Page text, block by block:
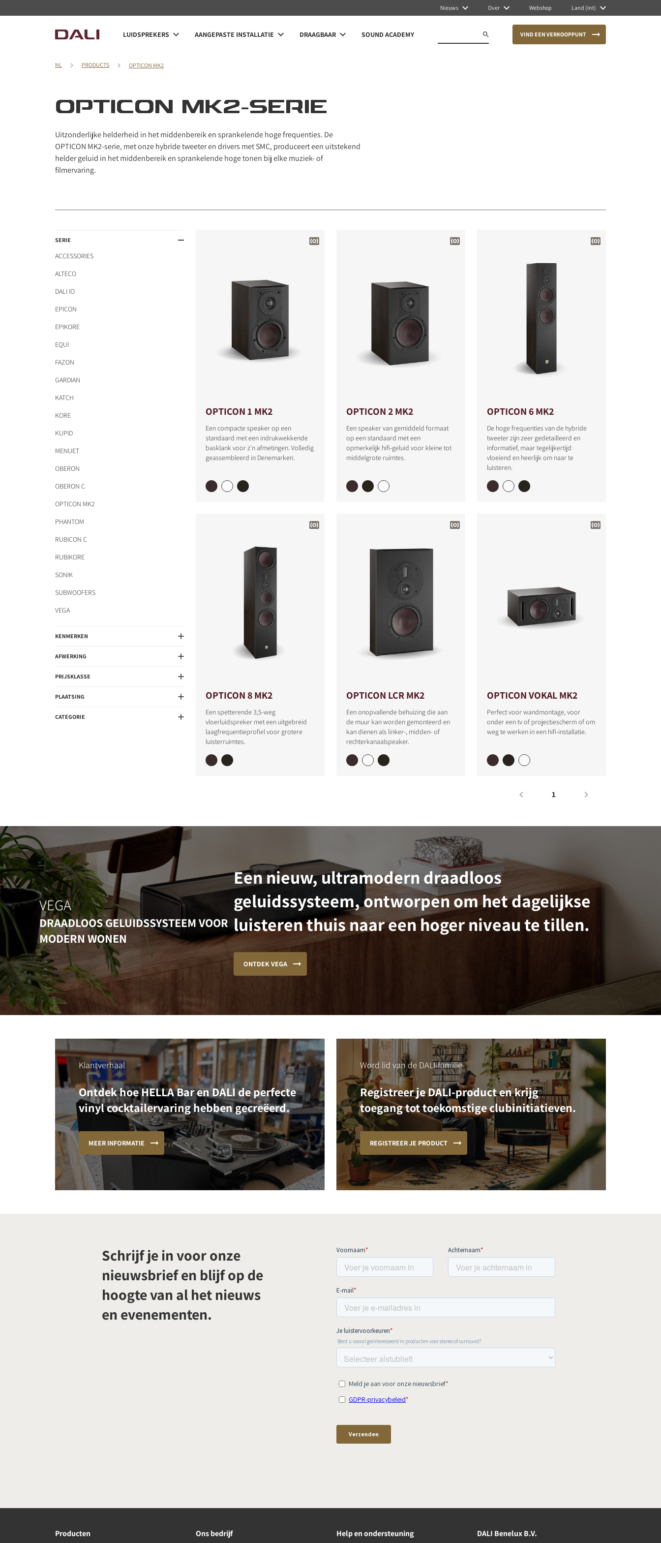
Nieuws Over Webshop Land (Int)
LUIDSPREKERS AANGEPASTE INSTALLATIE DRAAGBAAR SOUND ACADEMY VIND EEN VERKOOPPUNT
NL PRODUCTS OPTICON MK2
OPTICON MK2-SERIE
Uitzonderlijke helderheid in het middenbereik en sprankelende hoge frequenties. De
OPTICON MK2-serie, met onze hybride tweeter en drivers met SMC, produceert een uitstekend
helder geluid in het middenbereik en sprankelende hoge tonen bij elke muziek- of
filmervaring.
SERIE
ACCESSORIES
ALTECO
DALI IO
EPICON
EPIKORE
EQUI
FAZON
GARDIAN
KATCH
KORE
KUPID
MENUET
OBERON
OBERON C
OPTICON MK2
PHANTOM
RUBICON C
RUBIKORE
SONIK
SUBWOOFERS
VEGA
KENMERKEN
AFWERKING
PRIJSKLASSE
PLAATSING
CATEGORIE
OPTICON 1 MK2
Een compacte speaker op een
standaard met een indrukwekkende
basklank voor z'n afmetingen. Volledig
geassembleerd in Denemarken.
OPTICON 2 MK2
Een speaker van gemiddeld formaat
op een standaard met een
opmerkelijk hifi-geluid voor kleine tot
middelgrote ruimtes.
OPTICON 6 MK2
De hoge frequenties van de hybride
tweeter zijn zeer gedetailleerd en
informatief, maar tegelijkertijd
vloeiend en heerlijk om naar te
luisteren.
OPTICON 8 MK2
Een spetterende 3,5-weg
vloerluidspreker met een uitgebreid
laagfrequentieprofiel voor grotere
luisterruimtes.
OPTICON LCR MK2
Een onopvallende behuizing die aan
de muur kan worden gemonteerd en
kan dienen als linker-, midden- of
rechterkanaalspeaker.
OPTICON VOKAL MK2
Perfect voor wandmontage, voor
onder een tv of projectiescherm of om
weg te werken in een hifi-installatie.
1
PRODUCTEN VERGELIJKEN
VEGA
DRAADLOOS GELUIDSSYSTEEM VOOR
MODERN WONEN
Een nieuw, ultramodern draadloos
geluidssysteem, ontworpen om het dagelijkse
luisteren thuis naar een hoger niveau te tillen.
ONTDEK VEGA
Klantverhaal
Ontdek hoe HELLA Bar en DALI de perfecte
vinyl cocktailervaring hebben gecreëerd.
MEER INFORMATIE
Word lid van de DALI-familie
Registreer je DALI-product en krijg
toegang tot toekomstige clubinitiatieven.
REGISTREER JE PRODUCT
Schrijf je in voor onze
nieuwsbrief en blijf op de
hoogte van al het nieuws
en evenementen.
Producten Ons bedrijf Help en ondersteuning DALI Benelux B.V.